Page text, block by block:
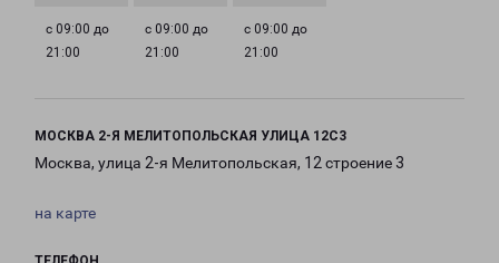
с 09:00 до
21:00
с 09:00 до
21:00
с 09:00 до
21:00
МОСКВА 2-Я МЕЛИТОПОЛЬСКАЯ УЛИЦА 12С3
Москва, улица 2-я Мелитопольская, 12 строение 3
на карте